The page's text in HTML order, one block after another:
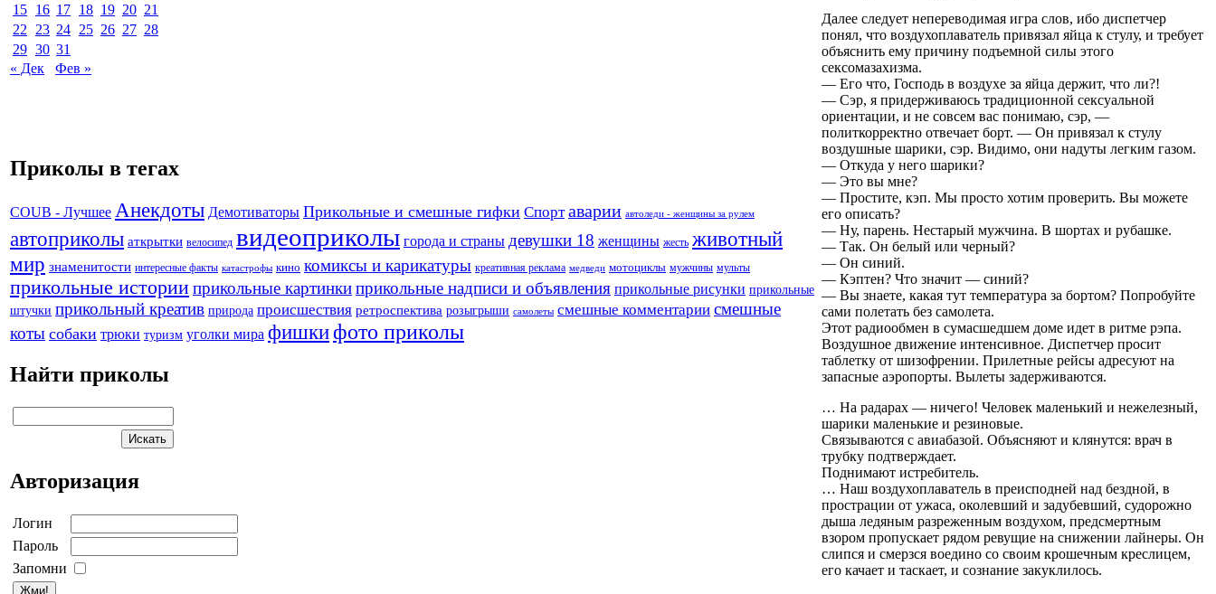
15 16 17 18 19 20 21
22
23 24 25 26 27 28
29 30 31
« Дек
Фев »
Приколы в тегах
COUB - Лучшее Анекдоты Демотиваторы Прикольные и смешные гифки Спорт аварии автоледи - женщины за рулем
автоприколы аткрытки велосипед видеоприколы города и страны девушки 18 женщины жесть животный
мир знаменитости интересные факты катастрофы кино комиксы и карикатуры креативная реклама медведи мотоциклы мужчины мульты
прикольные историиприкольные картинкиприкольные надписи и объявления прикольные рисунки прикольные
штучки прикольный креатив природа происшествия ретроспектива розыгрыши самолеты смешные комментарии смешные
коты собаки трюки туризм уголки мира фишкифото приколы
Найти приколы
Авторизация
Логин
Пароль
Запомни
Далее следует непереводимая игра слов, ибо диспетчер
понял, что воздухоплаватель привязал яйца к стулу, и требует
объяснить ему причину подъемной силы этого
сексомазахизма.
— Его что, Господь в воздухе за яйца держит, что ли?!
— Сэр, я придерживаюсь традиционной сексуальной
ориентации, и не совсем вас понимаю, сэр, —
политкорректно отвечает борт. — Он привязал к стулу
воздушные шарики, сэр. Видимо, они надуты легким газом.
— Откуда у него шарики?
— Это вы мне?
— Простите, кэп. Мы просто хотим проверить. Вы можете
его описать?
— Ну, парень. Нестарый мужчина. В шортах и рубашке.
— Так. Он белый или черный?
— Он синий.
— Кэптен? Что значит — синий?
— Вы знаете, какая тут температура за бортом? Попробуйте
сами полетать без самолета.
Этот радиообмен в сумасшедшем доме идет в ритме рэпа.
Воздушное движение интенсивное. Диспетчер просит
таблетку от шизофрении. Прилетные рейсы адресуют на
запасные аэропорты. Вылеты задерживаются.
… На радарах — ничего! Человек маленький и нежелезный,
шарики маленькие и резиновые.
Связываются с авиабазой. Объясняют и клянутся: врач в
трубку подтверждает.
Поднимают истребитель.
… Наш воздухоплаватель в преисподней над бездной, в
прострации от ужаса, околевший и задубевший, судорожно
дыша ледяным разреженным воздухом, предсмертным
взором пропускает рядом ревущие на снижении лайнеры. Он
слипся и смерзся воедино со своим крошечным креслицем,
его качает и таскает, и сознание закуклилось.